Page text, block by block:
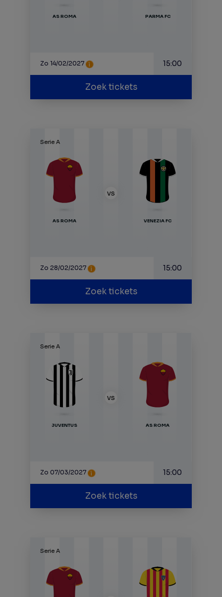
AS ROMA PARMA FC
Zo 14/02/2027 15:00
Zoek tickets
Serie A
AS ROMA VENEZIA FC
VS
Zo 28/02/2027 15:00
Zoek tickets
Serie A
JUVENTUS AS ROMA
VS
Zo 07/03/2027 15:00
Zoek tickets
Serie A